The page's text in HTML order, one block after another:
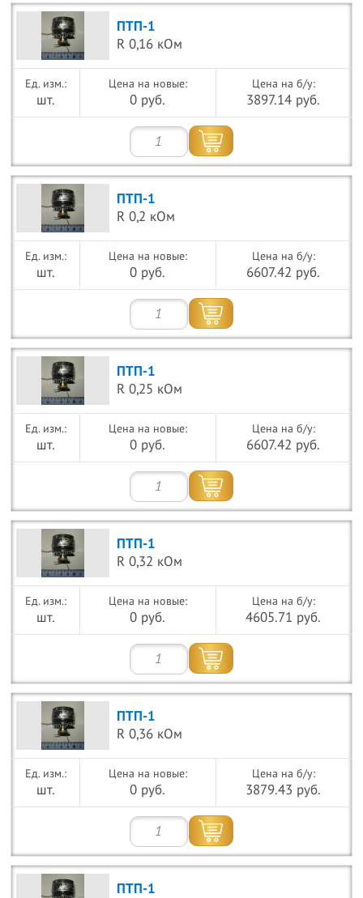
ПТП-1
R 0,16 кОм
шт.
Цена на новые:
0 руб.
Цена на б/у:
3897.14 руб.
ПТП-1
R 0,2 кОм
шт.
Цена на новые:
0 руб.
Цена на б/у:
6607.42 руб.
ПТП-1
R 0,25 кОм
шт.
Цена на новые:
0 руб.
Цена на б/у:
6607.42 руб.
ПТП-1
R 0,32 кОм
шт.
Цена на новые:
0 руб.
Цена на б/у:
4605.71 руб.
ПТП-1
R 0,36 кОм
шт.
Цена на новые:
0 руб.
Цена на б/у:
3879.43 руб.
ПТП-1